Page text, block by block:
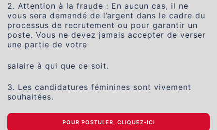
2. Attention à la fraude : En aucun cas, il ne
vous sera demandé de l’argent dans le cadre du
processus de recrutement ou pour garantir un
poste. Vous ne devez jamais accepter de verser
une partie de votre
salaire à qui que ce soit.
3. Les candidatures féminines sont vivement
souhaitées.
POUR POSTULER, CLIQUEZ-ICI